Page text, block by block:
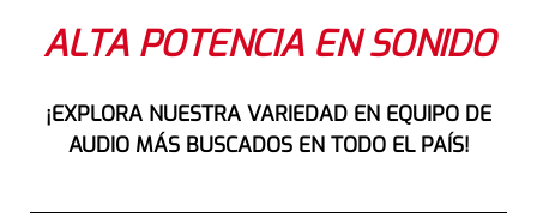
ALTA POTENCIA EN SONIDO
¡EXPLORA NUESTRA VARIEDAD EN EQUIPO DE
AUDIO MÁS BUSCADOS EN TODO EL PAÍS!